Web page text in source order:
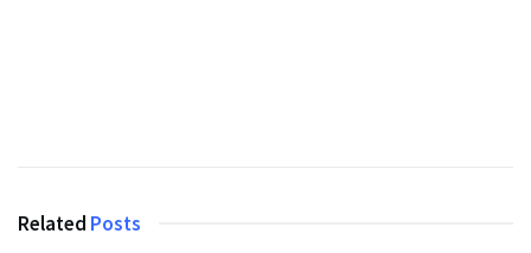
Related Posts